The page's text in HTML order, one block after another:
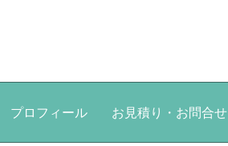
プロフィール お見積り・お問合せ